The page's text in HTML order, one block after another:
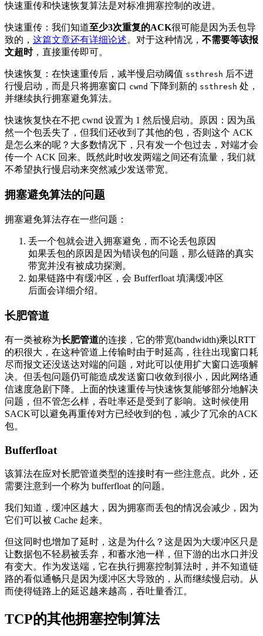
快速重传和快速恢复算法是对标准拥塞控制的改进。
快速重传：我们知道至少3次重复的ACK很可能是因为丢包导
致的， 这篇文章还有详细论述。对于这种情况， 不需要等该报
文超时，直接重传即可。
快速恢复：在快速重传后，减半慢启动阈值 ssthresh 后不进
行慢启动，而是只将拥塞窗口 cwnd 下降到新的 ssthresh 处，
并继续执行拥塞避免算法。
快速恢复快在不把 cwnd 设置为 1 然后慢启动。原因：因为虽
然一个包丢失了，但我们还收到了其他的包，否则这个 ACK
是怎么来的呢？大多数情况下，只有发一个包过去，对端才会
传一个 ACK 回来。既然此时收发两端之间还有流量，我们就
不希望执行慢启动来突然减少发送带宽。
拥塞避免算法的问题
拥塞避免算法存在一些问题：
丢一个包就会进入拥塞避免，而不论丢包原因
如果丢包的原因是因为错误包的问题，那么链路的真实
带宽并没有被成功探测。
如果链路中有缓冲区，会 Bufferfloat 填满缓冲区
后面会详细介绍。
长肥管道
有一类被称为长肥管道的连接，它的带宽(bandwidth)乘以RTT
的积很大，在这种管道上传输时由于时延高，往往出现窗口耗
尽而报文还没送达对端的问题，对此可以使用扩大窗口选项解
决。但丢包问题仍可能造成发送窗口收敛到很小，因此网络通
信速度急剧下降。上面的快速重传与快速恢复能够部分地解决
问题，但不管怎么样，吞吐率还是受到了影响。这时候使用
SACK可以避免再重传对方已经收到的包，减少了冗余的ACK
包。
Bufferfloat
该算法在应对长肥管道类型的连接时有一些注意点。此外，还
需要注意到一个称为 bufferfloat 的问题。
我们知道，缓冲区越大，因为拥塞而丢包的情况会减少，因为
它们可以被 Cache 起来。
但这同时也增加了延时，这是为什么？这是因为大缓冲区只是
让数据包不轻易被丢弃，和蓄水池一样，但下游的出水口并没
有变大。作为发送端，它在执行拥塞控制算法时，并不知道链
路的看似通畅只是因为缓冲区大导致的，从而继续慢启动。从
而使得链路上的延迟越来越高，吞吐量香江。
TCP的其他拥塞控制算法